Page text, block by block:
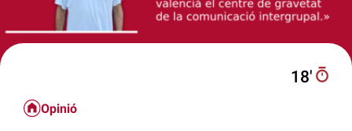
18′
Opinió